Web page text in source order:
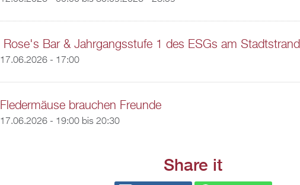
Rose's Bar & Jahrgangsstufe 1 des ESGs am Stadtstrand
17.06.2026 - 17:00
Fledermäuse brauchen Freunde
17.06.2026 - 19:00bis 20:30
Share it